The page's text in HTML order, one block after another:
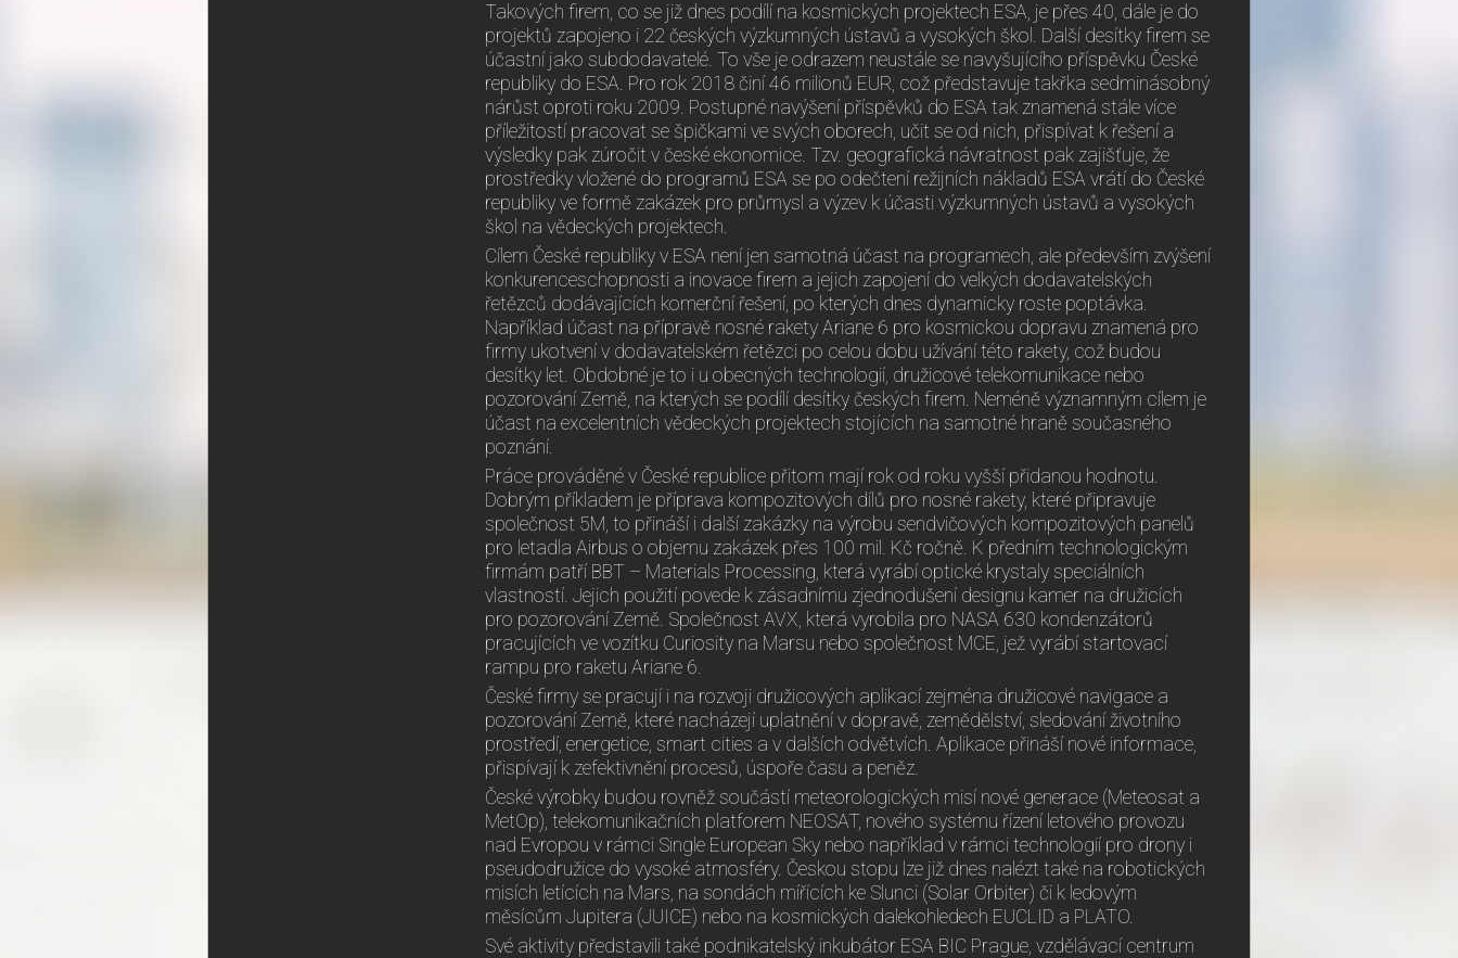
Takových firem, co se již dnes podílí na kosmických projektech ESA, je přes 40, dále je do
projektů zapojeno i 22 českých výzkumných ústavů a vysokých škol. Další desítky firem se
účastní jako subdodavatelé. To vše je odrazem neustále se navyšujícího příspěvku České
republiky do ESA. Pro rok 2018 činí 46 milionů EUR, což představuje takřka sedminásobný
nárůst oproti roku 2009. Postupné navýšení příspěvků do ESA tak znamená stále více
příležitostí pracovat se špičkami ve svých oborech, učit se od nich, přispívat k řešení a
výsledky pak zúročit v české ekonomice. Tzv. geografická návratnost pak zajišťuje, že
prostředky vložené do programů ESA se po odečtení režijních nákladů ESA vrátí do České
republiky ve formě zakázek pro průmysl a výzev k účasti výzkumných ústavů a vysokých
škol na vědeckých projektech.
Cílem České republiky v ESA není jen samotná účast na programech, ale především zvýšení
konkurenceschopnosti a inovace firem a jejich zapojení do velkých dodavatelských
řetězců dodávajících komerční řešení, po kterých dnes dynamicky roste poptávka.
Například účast na přípravě nosné rakety Ariane 6 pro kosmickou dopravu znamená pro
firmy ukotvení v dodavatelském řetězci po celou dobu užívání této rakety, což budou
desítky let. Obdobné je to i u obecných technologií, družicové telekomunikace nebo
pozorování Země, na kterých se podílí desítky českých firem. Neméně významným cílem je
účast na excelentních vědeckých projektech stojících na samotné hraně současného
poznání.
Práce prováděné v České republice přitom mají rok od roku vyšší přidanou hodnotu.
Dobrým příkladem je příprava kompozitových dílů pro nosné rakety, které připravuje
společnost 5M, to přináší i další zakázky na výrobu sendvičových kompozitových panelů
pro letadla Airbus o objemu zakázek přes 100 mil. Kč ročně. K předním technologickým
firmám patří BBT – Materials Processing, která vyrábí optické krystaly speciálních
vlastností. Jejich použití povede k zásadnímu zjednodušení designu kamer na družicích
pro pozorování Země. Společnost AVX, která vyrobila pro NASA 630 kondenzátorů
pracujících ve vozítku Curiosity na Marsu nebo společnost MCE, jež vyrábí startovací
rampu pro raketu Ariane 6.
České firmy se pracují i na rozvoji družicových aplikací zejména družicové navigace a
pozorování Země, které nacházejí uplatnění v dopravě, zemědělství, sledování životního
prostředí, energetice, smart cities a v dalších odvětvích. Aplikace přináší nové informace,
přispívají k zefektivnění procesů, úspoře času a peněz.
České výrobky budou rovněž součástí meteorologických misí nové generace (Meteosat a
MetOp), telekomunikačních platforem NEOSAT, nového systému řízení letového provozu
nad Evropou v rámci Single European Sky nebo například v rámci technologií pro drony i
pseudodružice do vysoké atmosféry. Českou stopu lze již dnes nalézt také na robotických
misích letících na Mars, na sondách mířících ke Slunci (Solar Orbiter) či k ledovým
měsícům Jupitera (JUICE) nebo na kosmických dalekohledech EUCLID a PLATO.
Své aktivity představili také podnikatelský inkubátor ESA BIC Prague, vzdělávací centrum